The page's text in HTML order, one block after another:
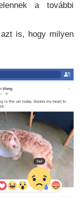
a további
is, hogy milyen